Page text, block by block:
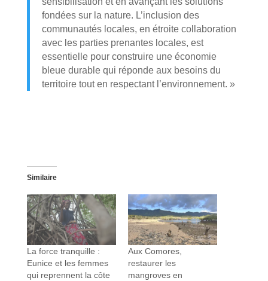
fondées sur la nature. L’inclusion des
communautés locales, en étroite collaboration
avec les parties prenantes locales, est
essentielle pour construire une économie
bleue durable qui réponde aux besoins du
territoire tout en respectant l’environnement. »
Similaire
La force tranquille :
Eunice et les femmes
qui reprennent la côte
Aux Comores,
restaurer les
mangroves en